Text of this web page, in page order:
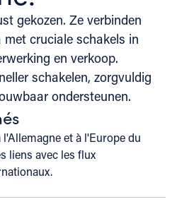
gekozen. Ze verbinden
cruciale schakels in
en verkoop.
schakelen, zorgvuldig
ondersteunen.
et à l'Europe du
liens avec les flux